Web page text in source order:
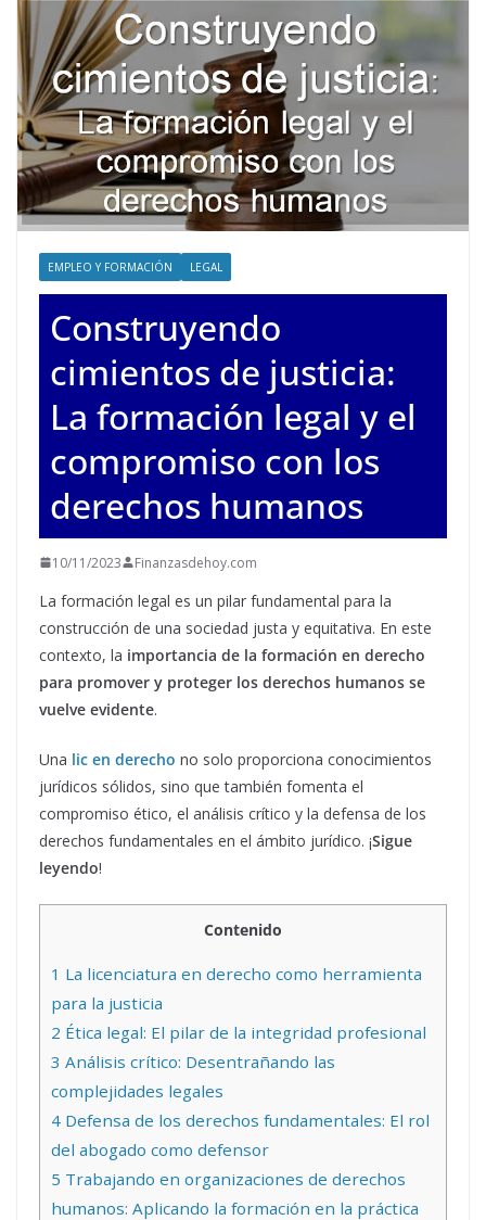
EMPLEO Y FORMACIÓN LEGAL
Construyendo
cimientos de justicia:
La formación legal y el
compromiso con los
derechos humanos
10/11/2023 Finanzasdehoy.com
La formación legal es un pilar fundamental para la
construcción de una sociedad justa y equitativa. En este
contexto, la importancia de la formación en derecho
para promover y proteger los derechos humanos se
vuelve evidente.
Una lic en derecho no solo proporciona conocimientos
jurídicos sólidos, sino que también fomenta el
compromiso ético, el análisis crítico y la defensa de los
derechos fundamentales en el ámbito jurídico. ¡Sigue
leyendo!
Contenido
1 La licenciatura en derecho como herramienta
para la justicia
2 Ética legal: El pilar de la integridad profesional
3 Análisis crítico: Desentrañando las
complejidades legales
4 Defensa de los derechos fundamentales: El rol
del abogado como defensor
5 Trabajando en organizaciones de derechos
humanos: Aplicando la formación en la práctica